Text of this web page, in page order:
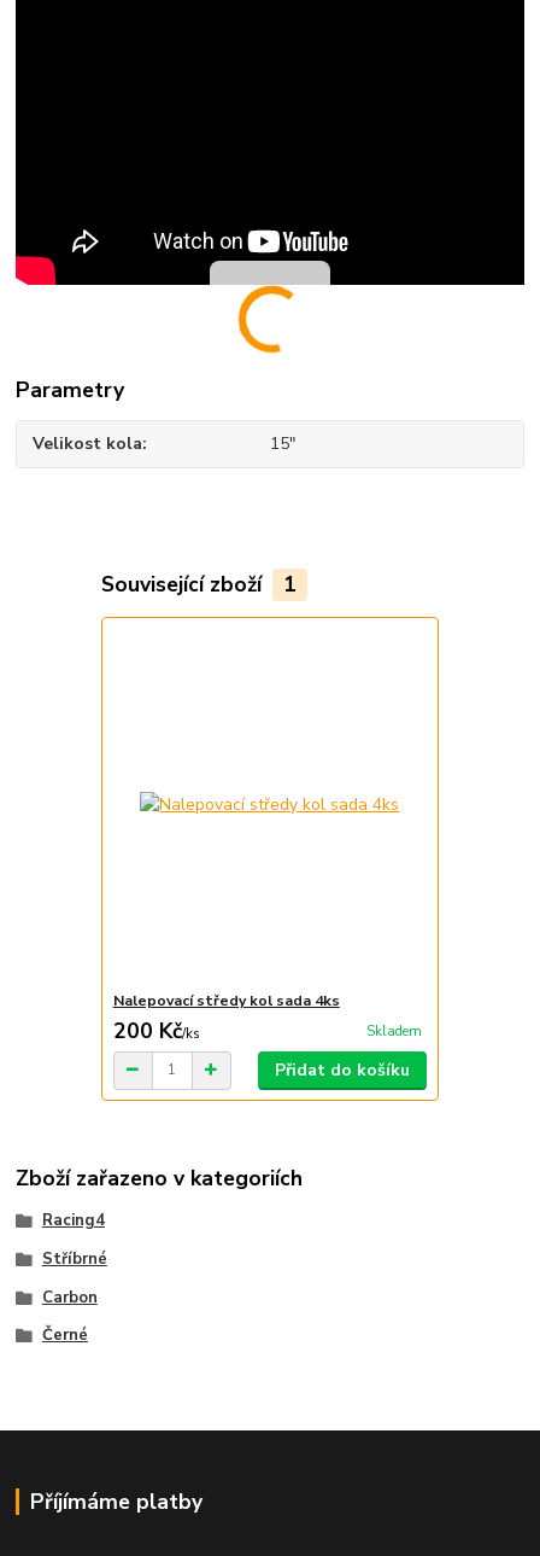
Parametry
Velikost kola 15"
Související zboží 1
Nalepovací středy kol sada 4ks
200 Kč/ks Skladem
Přidat do košíku
Zboží zařazeno v kategoriích
Racing4
Stříbrné
Carbon
Černé
Příjímáme platby